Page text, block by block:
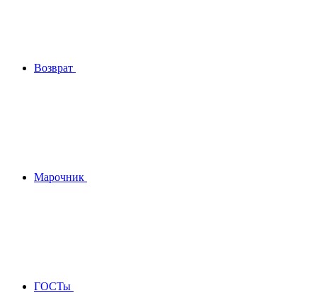
Возврат
Марочник
ГОСТы